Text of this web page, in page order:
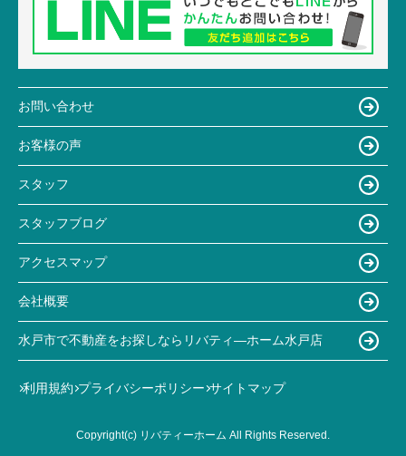
お問い合わせ
お客様の声
スタッフ
スタッフブログ
アクセスマップ
会社概要
水戸市で不動産をお探しならリバティ―ホーム水戸店
利用規約 プライバシーポリシー サイトマップ
Copyright(c) リバティーホーム All Rights Reserved.